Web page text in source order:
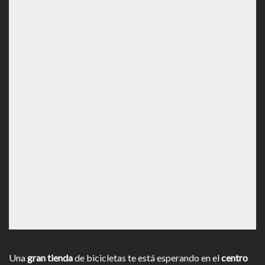
Unagran tiendade bicicletas te está esperando en elcentro